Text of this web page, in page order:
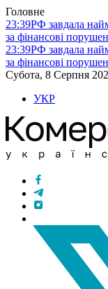
Головне
23:39РФ завдала
за фінансові
23:39РФ завдала
за фінансові
Субота, 8 Серпня
УКР